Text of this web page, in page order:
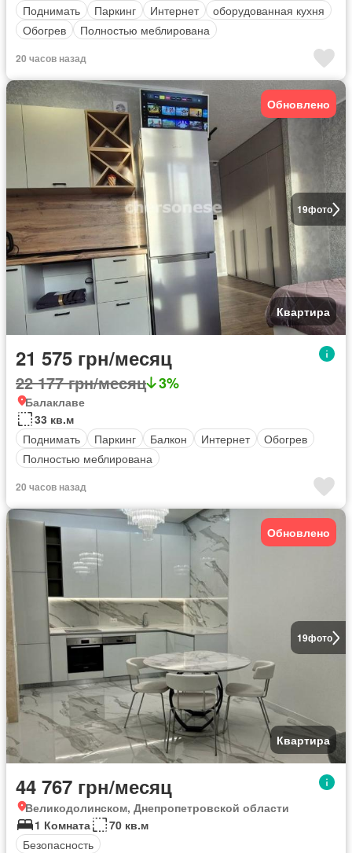
Поднимать
Паркинг Интернет
оборудованная кухня
Обогрев
Полностью меблирована
20 часов назад
19фото
Обновлено
Квартира
21 575 грн/месяц
22 177 грн/месяц 3%
Балаклаве
33 кв.м
Поднимать
Паркинг Балкон Интернет
Обогрев
Полностью меблирована
20 часов назад
19фото
Обновлено
Квартира
44 767 грн/месяц
Великодолинском, Днепропетровской области
1 Комната
70 кв.м
Безопасность